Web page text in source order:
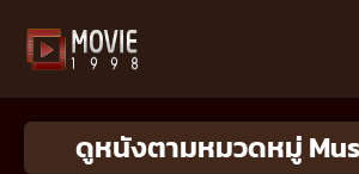
ดูหนังตามหมวดหมู่